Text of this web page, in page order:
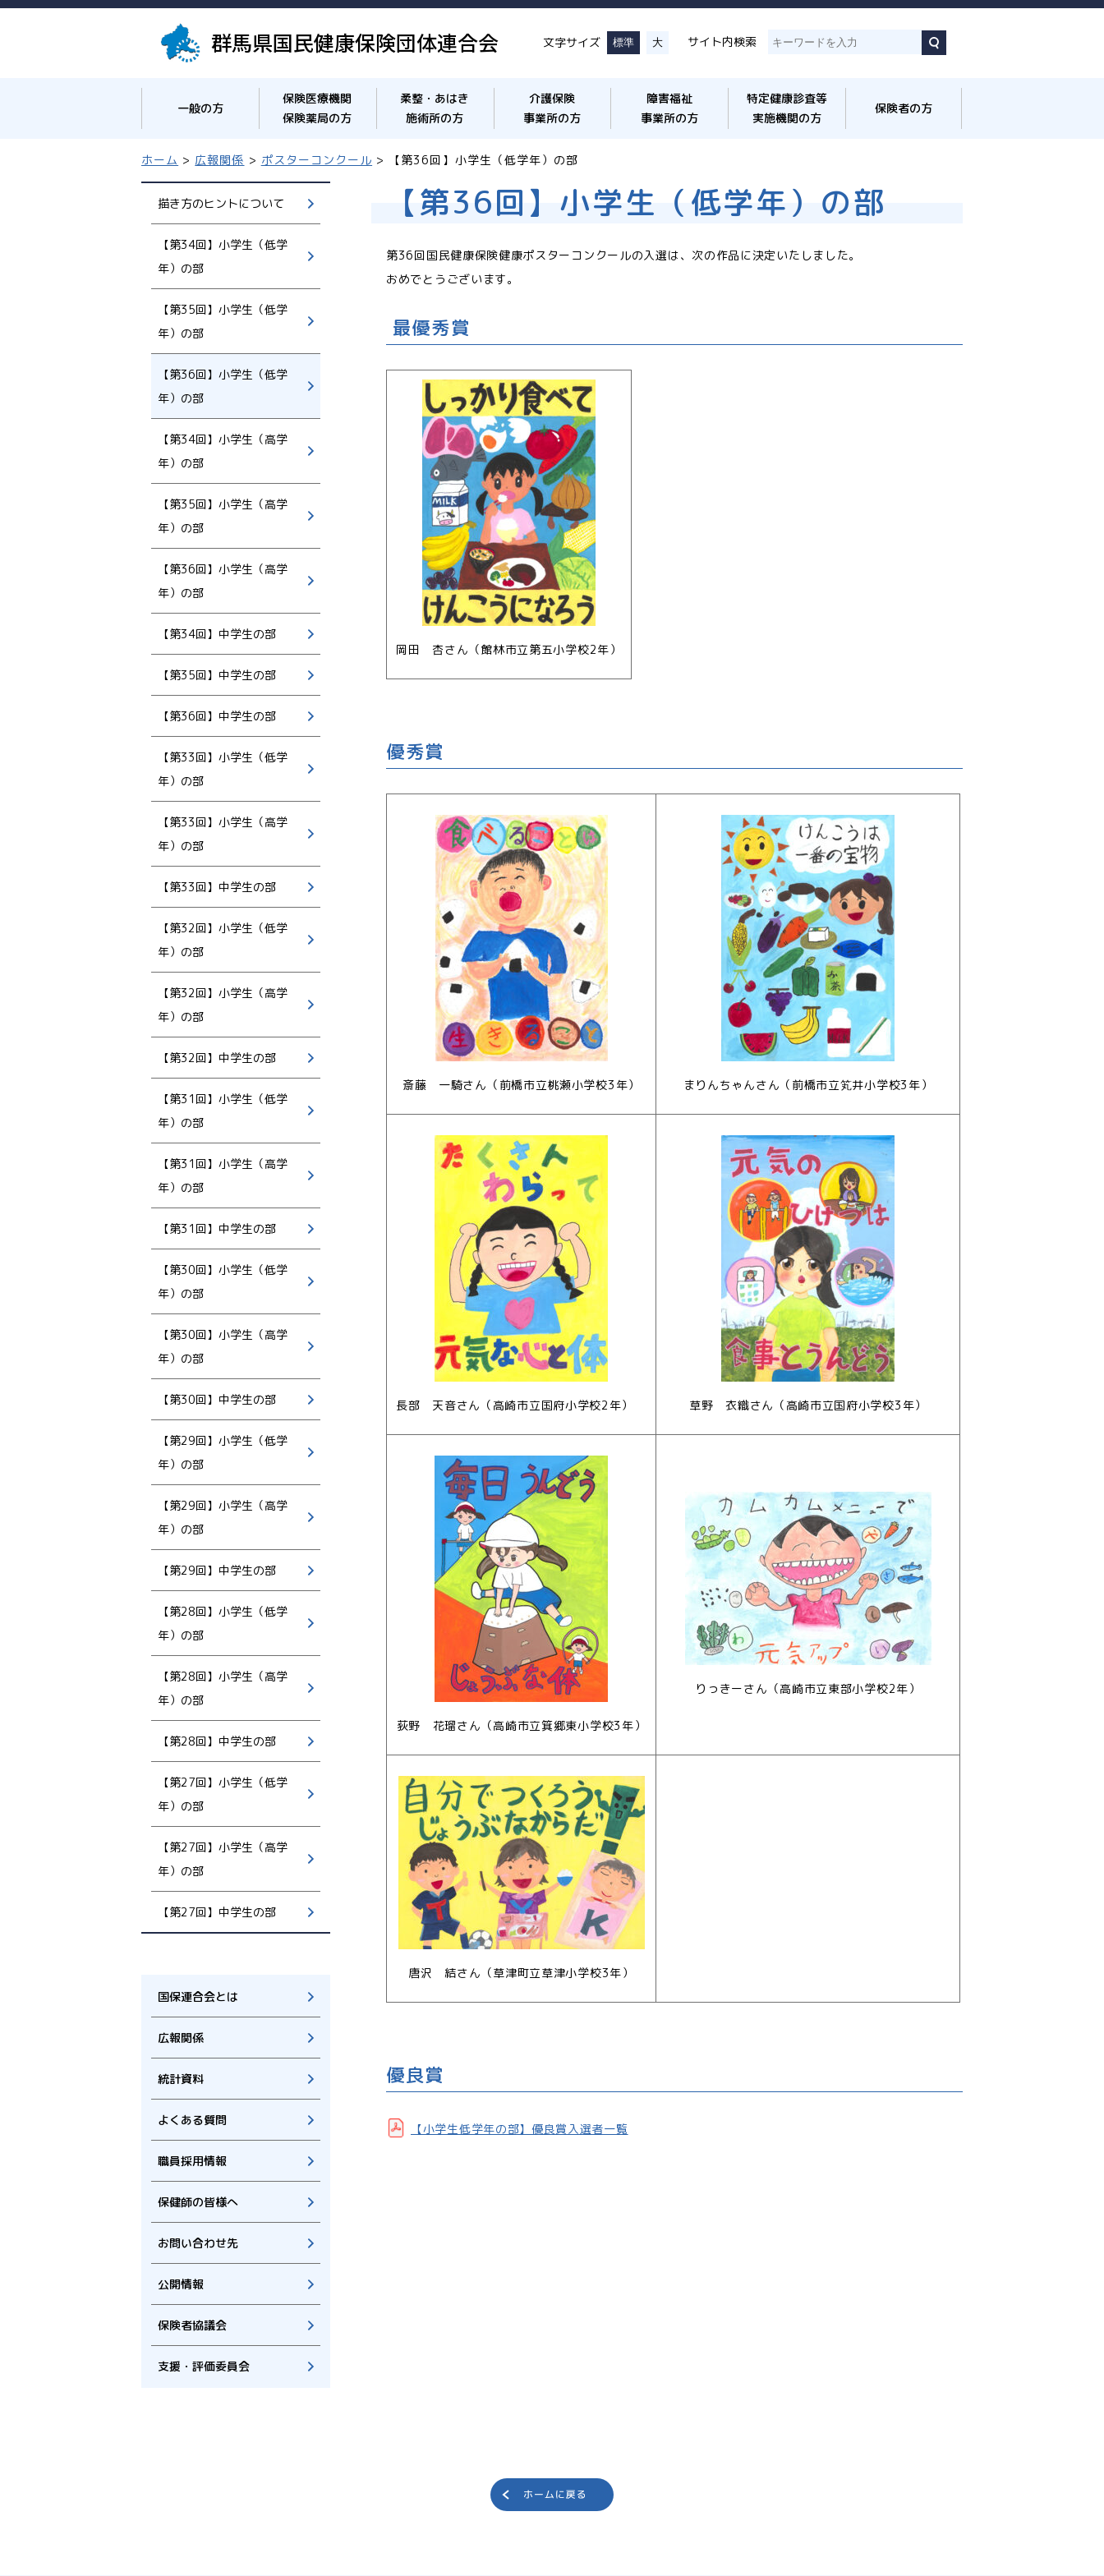
群馬県国民健康保険団体連合会 文字サイズ 標準 大 サイト内検索
一般の方
保険医療機関
保険薬局の方
柔整・あはき
施術所の方
介護保険
事業所の方
障害福祉
事業所の方
特定健康診査等
実施機関の方
保険者の方
ホーム > 広報関係 > ポスターコンクール > 【第36回】小学生（低学年）の部
描き方のヒントについて
【第34回】小学生（低学
年）の部
【第35回】小学生（低学
年）の部
【第36回】小学生（低学
年）の部
【第34回】小学生（高学
年）の部
【第35回】小学生（高学
年）の部
【第36回】小学生（高学
年）の部
【第34回】中学生の部
【第35回】中学生の部
【第36回】中学生の部
【第33回】小学生（低学
年）の部
【第33回】小学生（高学
年）の部
【第33回】中学生の部
【第32回】小学生（低学
年）の部
【第32回】小学生（高学
年）の部
【第32回】中学生の部
【第31回】小学生（低学
年）の部
【第31回】小学生（高学
年）の部
【第31回】中学生の部
【第30回】小学生（低学
年）の部
【第30回】小学生（高学
年）の部
【第30回】中学生の部
【第29回】小学生（低学
年）の部
【第29回】小学生（高学
年）の部
【第29回】中学生の部
【第28回】小学生（低学
年）の部
【第28回】小学生（高学
年）の部
【第28回】中学生の部
【第27回】小学生（低学
年）の部
【第27回】小学生（高学
年）の部
【第27回】中学生の部
国保連合会とは
広報関係
統計資料
よくある質問
職員採用情報
保健師の皆様へ
お問い合わせ先
公開情報
保険者協議会
支援・評価委員会
【第36回】小学生（低学年）の部
第36回国民健康保険健康ポスターコンクールの入選は、次の作品に決定いたしました。
おめでとうございます。
最優秀賞
岡田 杏さん（館林市立第五小学校2年）
優秀賞
斎藤 一騎さん（前橋市立桃瀬小学校3 年） まりんちゃんさん（前橋市立笂井小学校3年）
長部 天音さん（高崎市立国府小学校2年） 草野 衣織さん（高崎市立国府小学校3年）
荻野 花瑠さん（高崎市立箕郷東小学校3年）
りっきーさん（高崎市立東部小学校2年）
唐沢 結さん（草津町立草津小学校3年）
優良賞
【小学生低学年の部】優良賞入選者一覧